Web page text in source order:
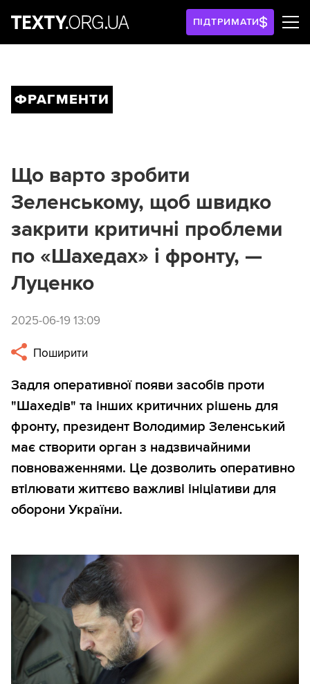
ПІДТРИМАТИ
ФРАГМЕНТИ
Що варто зробити
Зеленському, щоб швидко
закрити критичні проблеми
по «Шахедах» і фронту, —
Луценко
2025-06-19 13:09
Поширити
Задля оперативної появи засобів проти
"Шахедів" та інших критичних рішень для
фронту, президент Володимир Зеленський
має створити орган з надзвичайними
повноваженнями. Це дозволить оперативно
втілювати життєво важливі ініціативи для
оборони України.